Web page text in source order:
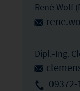
René Wolf
Dipl.-Ing.